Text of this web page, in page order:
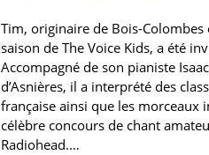
Tim, originaire de Bois-
saison de The Voice Kids, a été
Accompagné de son pianiste
d’Asnières, il a interprété des
française ainsi que les morceaux
célèbre concours de chant
Radiohead.…